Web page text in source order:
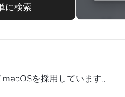
に検索
を採用しています。